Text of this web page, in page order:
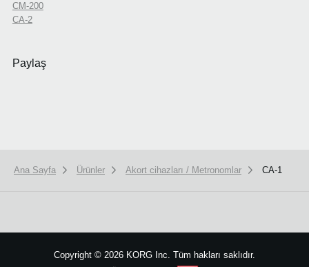
CM-200
CA-2
Paylaş
Ana Sayfa Ürünler Akort cihazları / Metronomlar CA-1
Copyright © 2026 KORG Inc. Tüm hakları saklıdır.